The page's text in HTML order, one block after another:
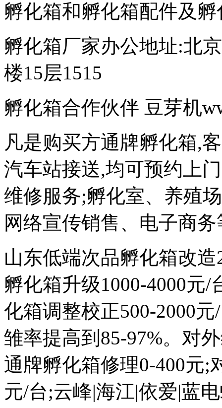
孵化箱和孵化箱配件及
孵化箱厂家办公地址:北
楼15层1515
孵化箱合作伙伴 豆芽机
凡是购买方通牌孵化箱,
汽车站接送,均可预约上
维修服务;孵化室、养殖
网络宣传销售、电子商务
山东低端次品孵化箱改
孵化箱升级1000-4000元
化箱调整校正500-2000
雏率提高到85-97%。对
通牌孵化箱修理0-400元;
元/台;云峰|海江|依爱|蓝